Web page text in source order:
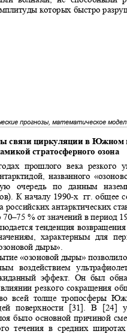
которых быстро
прогнозы, математическое
связи циркуляции в
стратосферного озона
прошлого века резкого
названного
очередь по данным
К началу 1990-х гг. общее
российских антарктических
70‒75 % от значений в период
тенденция
характерным для
дыры».
«озоновой дыры»
воздействием
эффект. Он был
резкого сокращения
всей толще тропосферы
поверхности [31]. В [24]
было основной причиной
течения в средних